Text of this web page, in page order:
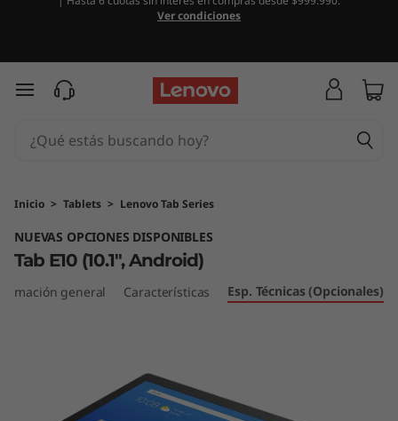
a
b
0
Ver condiciones
Ir al contenido principal
Inicio > Tablets > Lenovo Tab Series
NUEVAS OPCIONES DISPONIBLES
Tab E10 (10.1", Android)
general Características Esp. Técnicas (Opcionales)